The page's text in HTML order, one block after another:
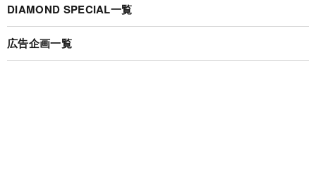
DIAMOND SPECIAL一覧
広告企画一覧